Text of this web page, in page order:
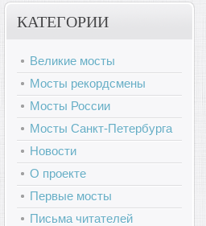
КАТЕГОРИИ
Великие мосты
Мосты рекордсмены
Мосты России
Мосты Санкт-Петербурга
Новости
О проекте
Первые мосты
Письма читателей